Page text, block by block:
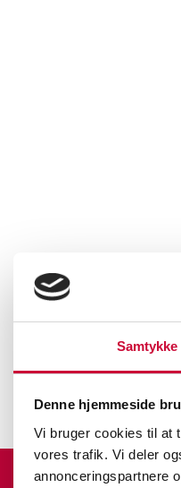
Samtykke
Denne hjemmeside
Vi bruger cookies til at
vores trafik. Vi deler
annonceringspartnere